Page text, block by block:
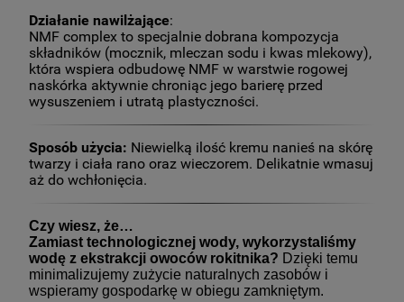
Działanie nawilżające:
NMF complex to specjalnie dobrana kompozycja
składników (mocznik, mleczan sodu i kwas mlekowy),
która wspiera odbudowę NMF w warstwie rogowej
naskórka aktywnie chroniąc jego barierę przed
wysuszeniem i utratą plastyczności.
Sposób użycia: Niewielką ilość kremu nanieś na skórę
twarzy i ciała rano oraz wieczorem. Delikatnie wmasuj
aż do wchłonięcia.
Czy wiesz, że…
Zamiast technologicznej wody, wykorzystaliśmy
wodę z ekstrakcji owoców rokitnika? Dzięki temu
minimalizujemy zużycie naturalnych zasobów i
wspieramy gospodarkę w obiegu zamkniętym.